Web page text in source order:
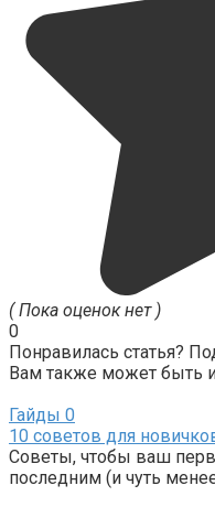
( Пока оценок нет )
0
Понравилась статья?
Вам также может быть
Гайды 0
10 советов для
Советы, чтобы ваш
последним (и чуть